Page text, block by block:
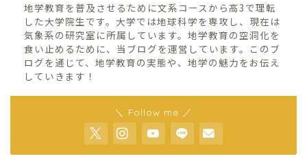
地学教育を普及させるために文系コースから高3で理転
した大学院生です。大学では地球科学を専攻し、現在は
気象系の研究室に所属しています。地学教育の空洞化を
食い止めるために、当ブログを運営しています。このブ
ログを通じて、地学教育の実態や、地学の魅力をお伝え
していきます！
＼ Follow me ／